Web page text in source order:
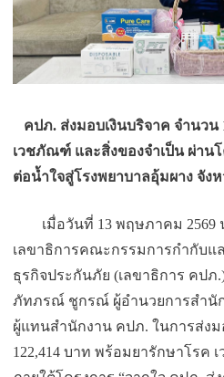
คปภ. ส่งมอบเงินบริจาค จำนวน
เวชภัณฑ์ และสิ่งของจำเป็น ผ่าน
ต่อน้ำใจสู่โรงพยาบาลอุ้มผาง จัง
เมื่อวันที่ 13 พฤษภาคม 2569
เลขาธิการคณะกรรมการกำกับแ
ธุรกิจประกันภัย (เลขาธิการ คป
ภัทภรณ์ ชูกรณ์ ผู้อำนวยการสำนั
ผู้แทนสำนักงาน คปภ. ในการส่ง
122,414 บาท พร้อมยารักษาโรค